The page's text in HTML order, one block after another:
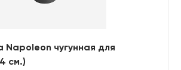
Napoleon чугунная для
см.)